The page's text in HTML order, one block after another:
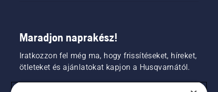
Maradjon naprakész!
Iratkozzon fel még ma, hogy frissítéseket, híreket,
ötleteket és ajánlatokat kapjon a Husqvarnától.